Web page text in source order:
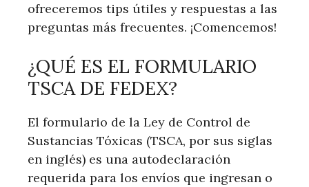
ofreceremos tips útiles y ​respuestas ‍a las
preguntas más frecuentes. ¡Comencemos!
¿QUÉ ES ⁣EL FORMULARIO
TSCA DE FEDEX?
El formulario de la Ley de⁤ Control⁤ de
Sustancias Tóxicas ‌(TSCA, por ​sus siglas
en‌ inglés) ⁤es una autodeclaración
requerida para los envíos que ingresan o